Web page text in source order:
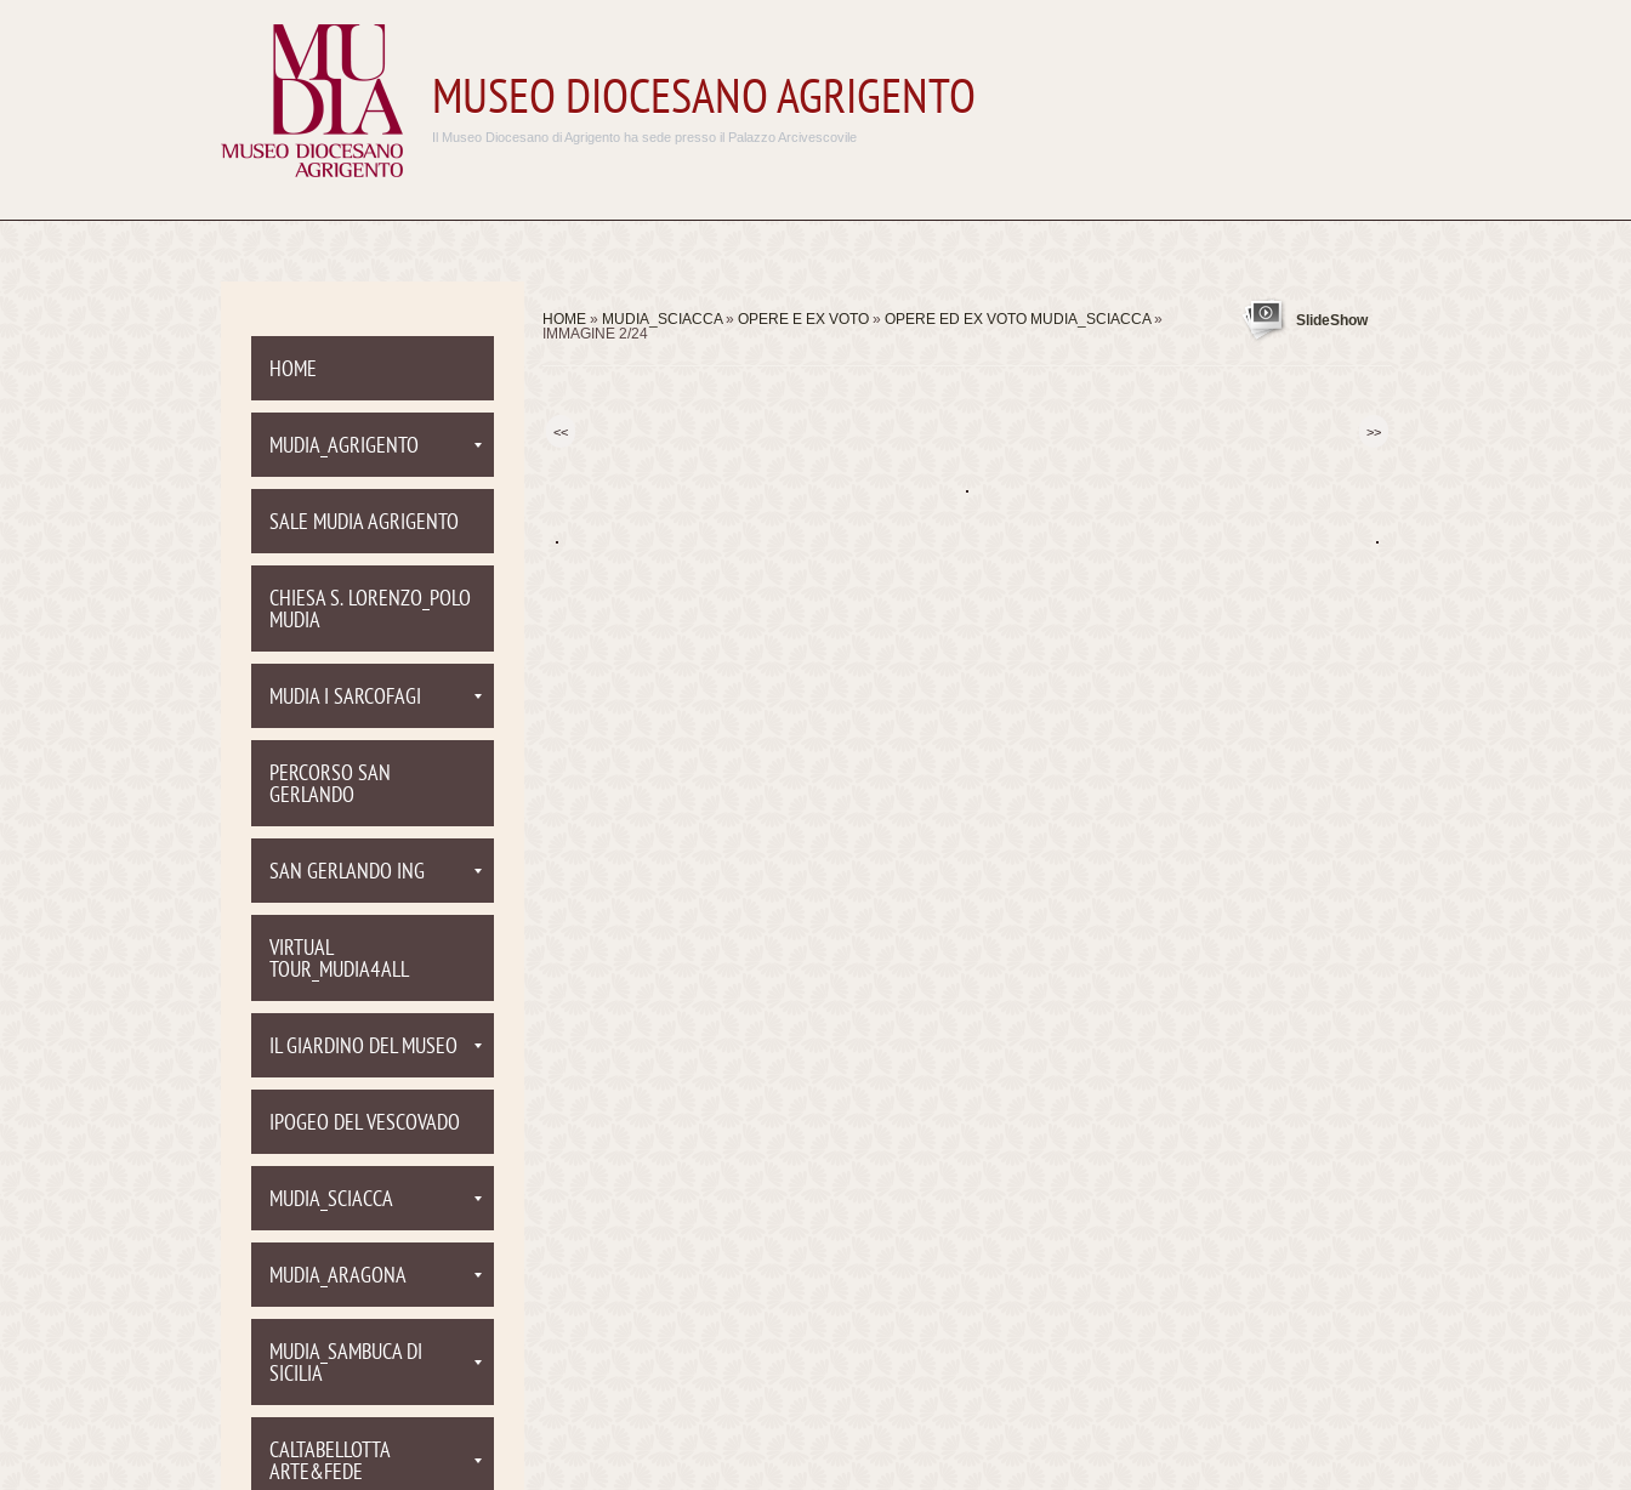
MUSEO DIOCESANO AGRIGENTO
Il Museo Diocesano di Agrigento ha sede presso il Palazzo Arcivescovile
HOME » MUDIA_SCIACCA» OPERE E EX VOTO » OPERE ED EX VOTO MUDIA_SCIACCA»
IMMAGINE 2/24
SlideShow
<< >>
HOME
MUDIA_AGRIGENTO
SALE MUDIA AGRIGENTO
CHIESA S. LORENZO_POLO
MUDIA
MUDIA I SARCOFAGI
PERCORSO SAN
GERLANDO
SAN GERLANDO ING
VIRTUAL
TOUR_MUDIA4ALL
IL GIARDINO DEL MUSEO
IPOGEO DEL VESCOVADO
MUDIA_SCIACCA
MUDIA_ARAGONA
MUDIA_SAMBUCA DI
SICILIA
CALTABELLOTTA
ARTE&FEDE